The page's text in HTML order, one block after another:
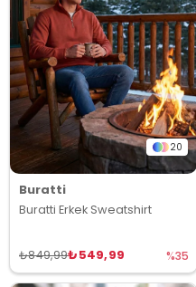
20
Buratti
Buratti Erkek Sweatshirt
₺549,99
₺849,99 %35